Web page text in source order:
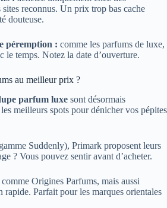
reconnus. Un prix trop bas cache
douteuse.
péremption : comme les parfums de luxe,
le temps. Notez la date d’ouverture.
au meilleur prix ?
parfum luxe sont désormais
meilleurs spots pour dénicher vos pépites
Suddenly), Primark proposent leurs
? Vous pouvez sentir avant d’acheter.
comme Origines Parfums, mais aussi
Parfait pour les marques orientales